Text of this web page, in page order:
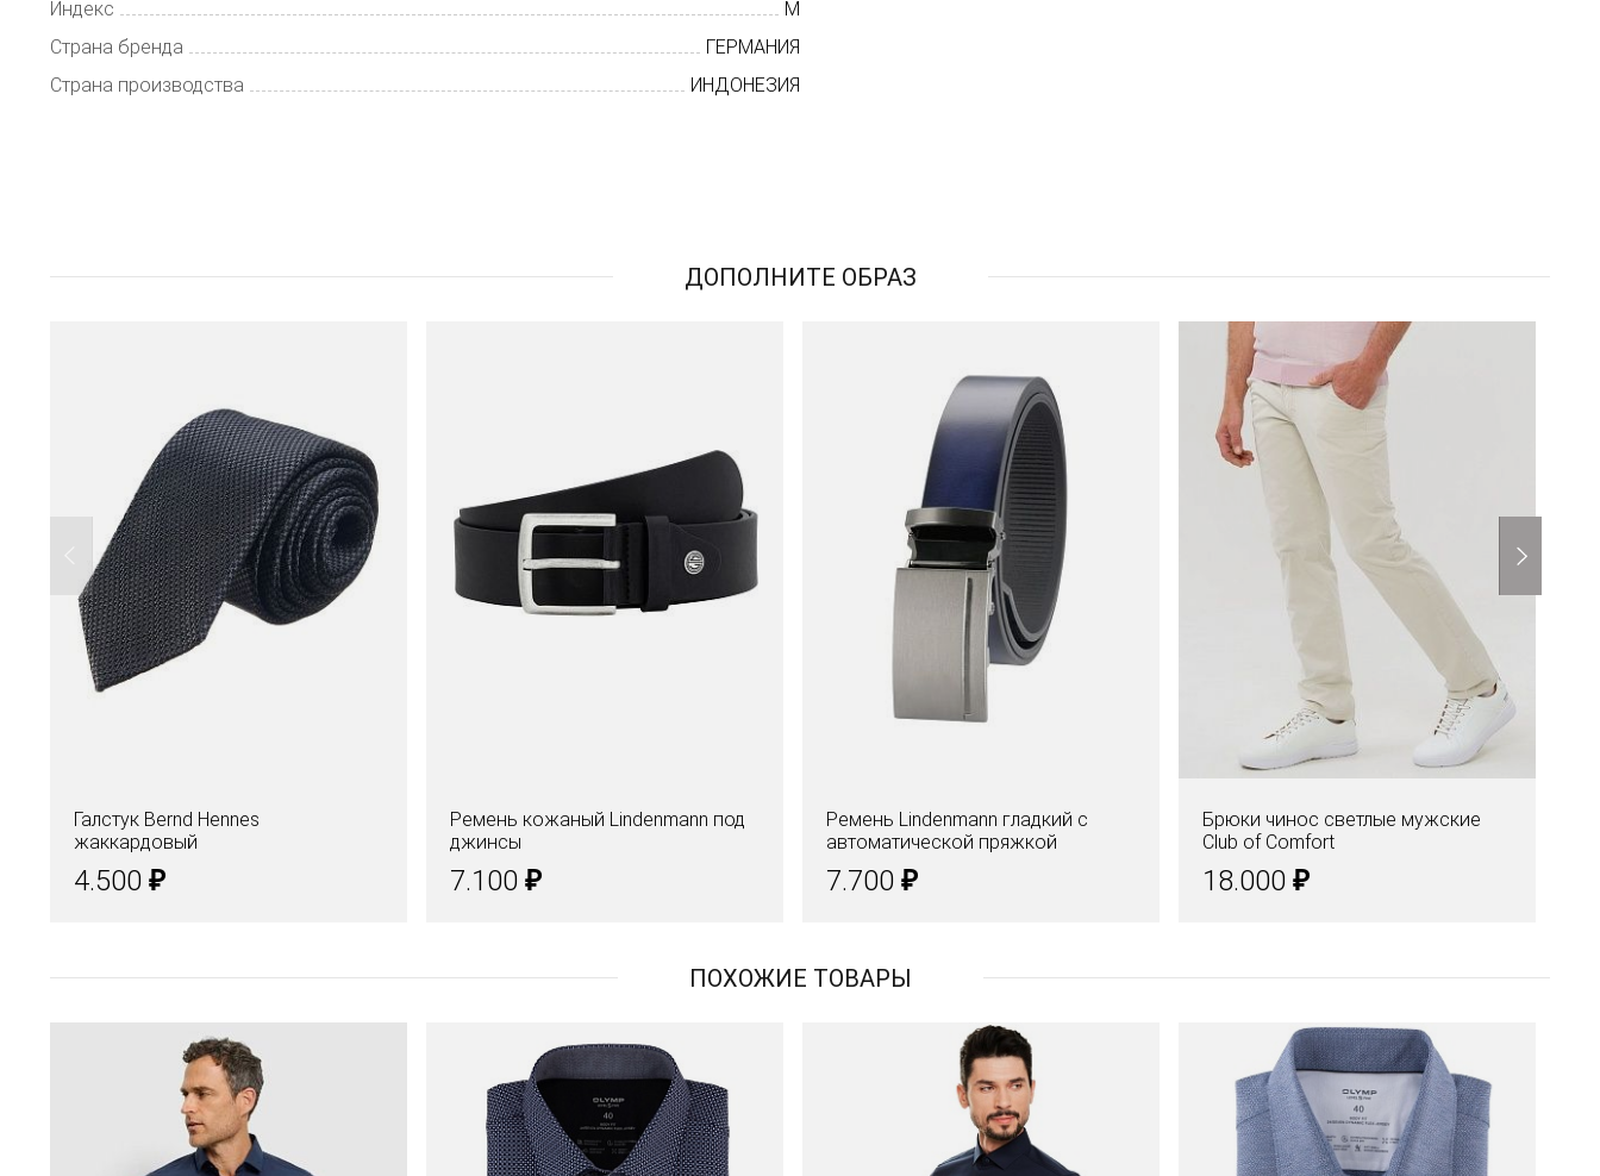
Индекс
M
Страна бренда
ГЕРМАНИЯ
Страна производства
ИНДОНЕЗИЯ
ДОПОЛНИТЕ ОБРАЗ
Галстук Bernd Hennes
жаккардовый
4.500 ₽
Ремень кожаный Lindenmann под
джинсы
7.100 ₽
Ремень Lindenmann гладкий с
автоматической пряжкой
7.700 ₽
Брюки чинос светлые мужские
Club of Comfort
18.000 ₽
ПОХОЖИЕ ТОВАРЫ